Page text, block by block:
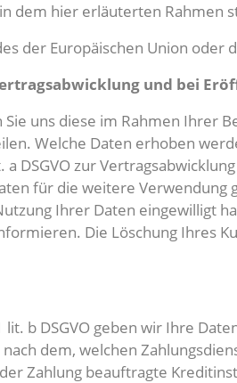
dem hier erläuterten Rahmen
der Europäischen Union oder
und bei
uns diese im Rahmen Ihrer
Welche Daten erhoben
DSGVO zur
für die weitere
Ihrer Daten eingewilligt
Die Löschung Ihres
b DSGVO geben wir Ihre
dem, welchen
Zahlung beauftragte